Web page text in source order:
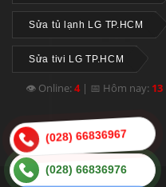
Sửa tủ lạnh LG TP.HCM
Sửa tivi LG TP.HCM
👁 Online: 4| 📅 Hôm nay: 13
(028) 66836967
(028) 66836976